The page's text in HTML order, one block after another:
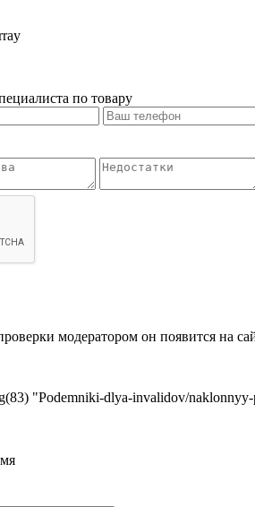
по товару
модератором он появится на
"Podemniki-dlya-invalidov/